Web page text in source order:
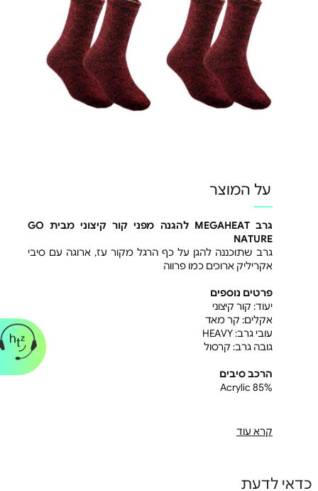
על המוצר
גרב MEGAHEAT להגנה מפני קור קיצוני מבית GO
NATURE
גרב שתוכננה להגן על כף הרגל מקור עז, ארוגה עם סיבי
אקריליק ארוכים כמו פרווה
פרטים נוספים
יעוד: קור קיצוני
אקלים: קר מאד
עובי גרב: HEAVY
גובה גרב: קרסול
הרכב סיבים
85% Acrylic
קרא עוד
כדאי לדעת